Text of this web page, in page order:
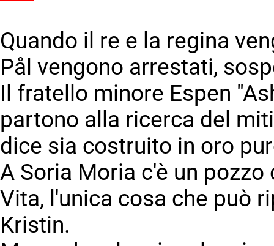
Quando il re e la regina
Pål vengono arrestati,
Il fratello minore Espen
partono alla ricerca del
dice sia costruito in oro
A Soria Moria c'è un
Vita, l'unica cosa che può
Kristin.